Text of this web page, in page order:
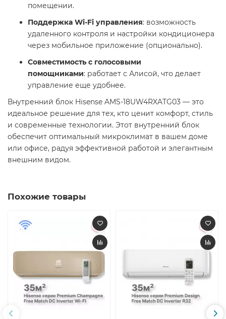
помещении. ​
Поддержка Wi-Fi управления: возможность
удаленного контроля и настройки кондиционера
через мобильное приложение (опционально). ​
Совместимость с голосовыми
помощниками: работает с Алисой, что делает
управление еще удобнее. ​
Внутренний блок Hisense AMS-18UW4RXATG03 — это
идеальное решение для тех, кто ценит комфорт, стиль
и современные технологии. Этот внутренний блок
обеспечит оптимальный микроклимат в вашем доме
или офисе, радуя эффективной работой и элегантным
внешним видом. ​
Похожие товары